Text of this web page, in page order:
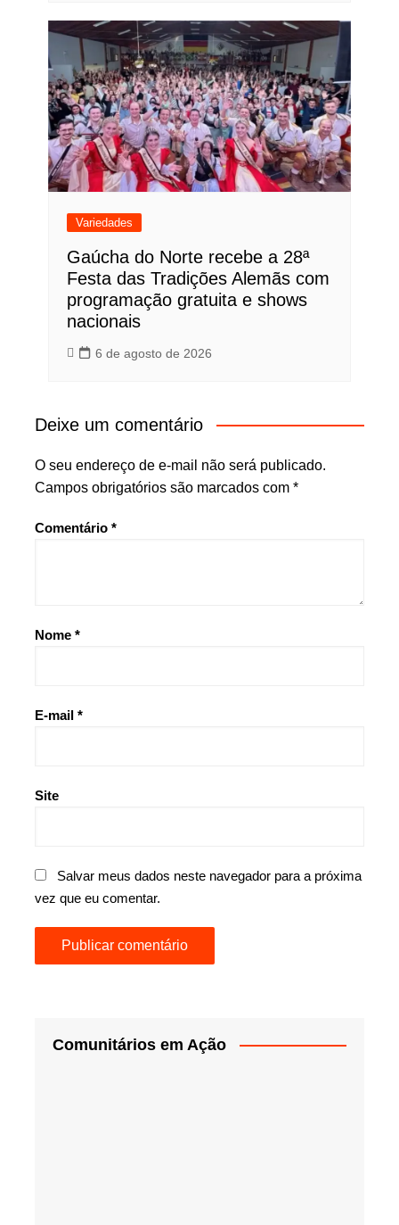
Variedades
Gaúcha do Norte recebe a 28ª
Festa das Tradições Alemãs com
programação gratuita e shows
nacionais
6 de agosto de 2026
Deixe um comentário
O seu endereço de e-mail não será publicado.
Campos obrigatórios são marcados com *
Comentário *
Nome *
E-mail *
Site
Salvar meus dados neste navegador para a próxima
vez que eu comentar.
Comunitários em Ação